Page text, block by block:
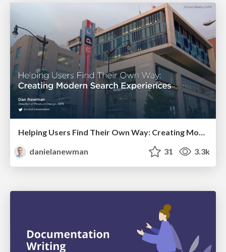
Helping Users Find Their Own Way: Creating Modern Search Experiences
danielanewman
31 3.3k